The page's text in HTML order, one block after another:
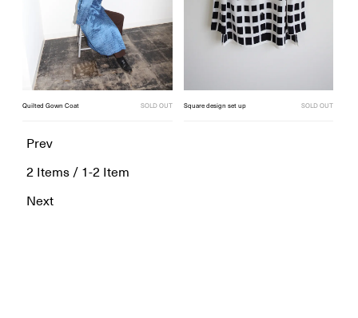
Quilted Gown Coat SOLD OUT Square design set up SOLD OUT
Prev
2 Items / 1-2 Item
Next